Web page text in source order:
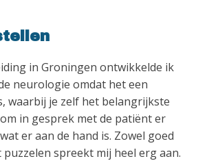
in Groningen ontwikkelde ik
neurologie omdat het een
waarbij je zelf het belangrijkste
in gesprek met de patiënt er
er aan de hand is. Zowel goed
spreekt mij heel erg aan.